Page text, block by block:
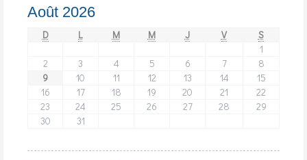
Août 2026
D L M M J V
S
1
2
3 4 5 6 7
8
9
10 11 12 13 14
15
16
17 18 19 20 21
22
23
24 25 26 27 28
29
30
31